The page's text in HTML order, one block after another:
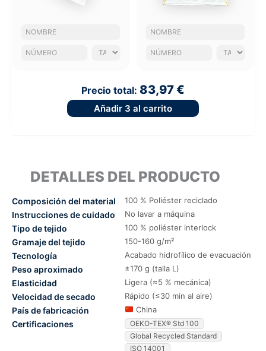
Precio total: 83,97 €
Añadir 3 al carrito
DETALLES DEL PRODUCTO
Composición del material 100 % Poliéster reciclado
Instrucciones de cuidado No lavar a máquina
Tipo de tejido 100 % poliéster interlock
Gramaje del tejido 150-160 g/m²
Tecnología Acabado hidrofílico de evacuación
Peso aproximado ±170 g (talla L)
Elasticidad Ligera (≈5 % mecánica)
Velocidad de secado Rápido (≤30 min al aire)
País de fabricación China
Certificaciones
OEKO-TEX® Std 100
Global Recycled Standard
ISO 14001